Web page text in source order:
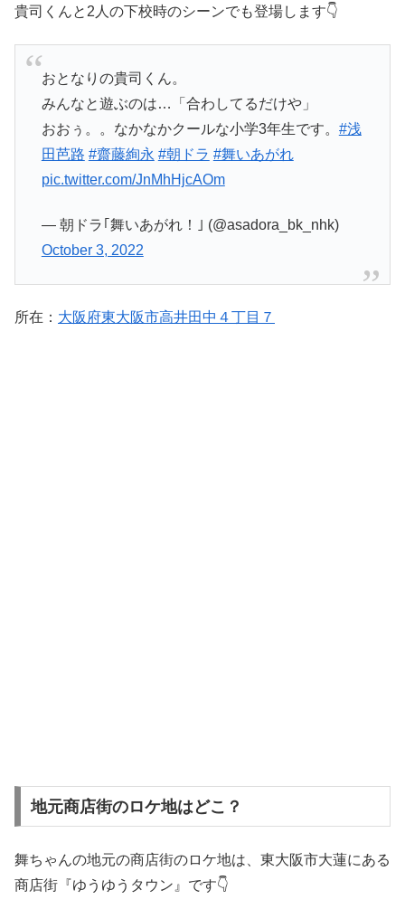
貴司くんと2人の下校時のシーンでも登場します👇
おとなりの貴司くん。
みんなと遊ぶのは…「合わしてるだけや」
おおぅ。。なかなかクールな小学3年生です。 #浅
田芭路 #齋藤絢永 #朝ドラ #舞いあがれ
pic.twitter.com/JnMhHjcAOm
— 朝ドラ｢舞いあがれ！｣ (@asadora_bk_nhk)
October 3, 2022
所在： 大阪府東大阪市高井田中４丁目７
地元商店街のロケ地はどこ？
舞ちゃんの地元の商店街のロケ地は、東大阪市大蓮にある
商店街『ゆうゆうタウン』です👇